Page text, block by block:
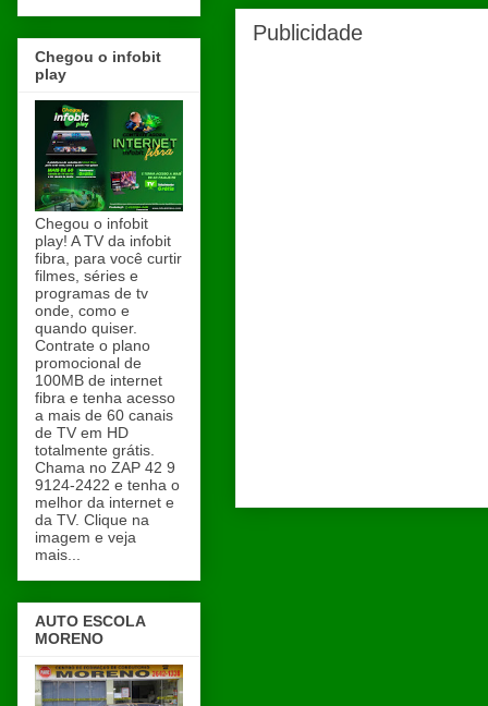
Publicidade
Chegou o infobit
play
Chegou o infobit
play! A TV da infobit
fibra, para você curtir
filmes, séries e
programas de tv
onde, como e
quando quiser.
Contrate o plano
promocional de
100MB de internet
fibra e tenha acesso
a mais de 60 canais
de TV em HD
totalmente grátis.
Chama no ZAP 42 9
9124-2422 e tenha o
melhor da internet e
da TV. Clique na
imagem e veja
mais...
AUTO ESCOLA
MORENO